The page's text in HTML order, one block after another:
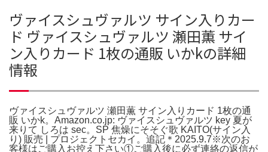
ヴァイスシュヴァルツ サイン入りカー
ド ヴァイスシュヴァルツ 瀬田薫 サイ
ン入りカード 1枚の通販 いかkの詳細
情報
ヴァイスシュヴァルツ 瀬田薫 サイン入りカード 1枚の通
販 いかk。Amazon.co.jp: ヴァイスシュヴァルツ key 夏が
来りて しろは sec。SP 焦燥にそそぐ歌 KAITO(サイン入
り) 販売 | プロジェクトセカイ。追記＊2025.9.7※次のお
客様はご購入お控え下さい①ご購入後に必ず連絡の返信が